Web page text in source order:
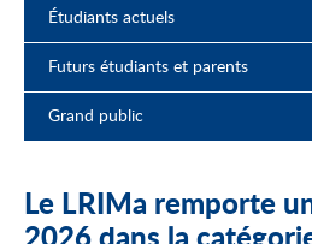
Étudiants actuels
Futurs étudiants et parents
Grand public
Le LRIMa remporte